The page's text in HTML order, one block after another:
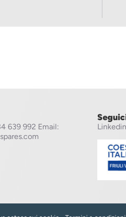
639 992 Email:
Linkedin